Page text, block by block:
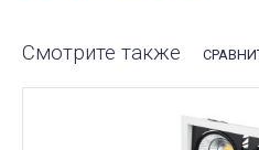
Смотрите также